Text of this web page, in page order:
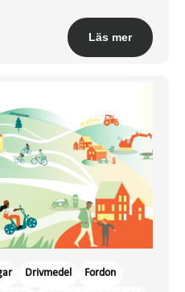
Läs mer
Drivmedel Fordon